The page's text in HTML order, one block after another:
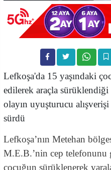
Lefkoşa'da 15 yaşındaki
edilerek araçla sürüklendiği
olayın uyuşturucu alışverişi
sürdü
Lefkoşa’nın Metehan
M.E.B.’nin cep telefonunu
çocuğun sürüklenerek